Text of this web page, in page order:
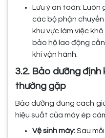
Lưu ý an toàn: Luôn
các bộ phận
khu vực làm việc
bảo hộ lao động
khi vận hành.
3.2. Bảo dưỡng định
thường gặp
Bảo dưỡng đúng cách
hiệu suất của máy ép
Vệ sinh máy:Sau